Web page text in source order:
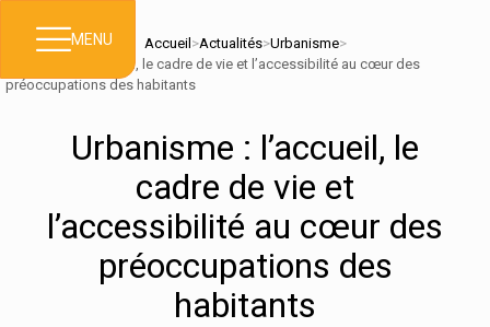
MENU Accueil >Actualités>Urbanisme>
Urbanisme : l’accueil, le cadre de vie et l’accessibilité au cœur des
préoccupations des habitants
Urbanisme : l’accueil, le
cadre de vie et
l’accessibilité au cœur des
préoccupations des
habitants